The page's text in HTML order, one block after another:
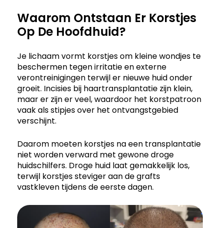
Waarom Ontstaan Er Korstjes
Op De Hoofdhuid?
Je lichaam vormt korstjes om kleine wondjes te
beschermen tegen irritatie en externe
verontreinigingen terwijl er nieuwe huid onder
groeit. Incisies bij haartransplantatie zijn klein,
maar er zijn er veel, waardoor het korstpatroon
vaak als stipjes over het ontvangstgebied
verschijnt.
Daarom moeten korstjes na een transplantatie
niet worden verward met gewone droge
huidschilfers. Droge huid laat gemakkelijk los,
terwijl korstjes steviger aan de grafts
vastkleven tijdens de eerste dagen.